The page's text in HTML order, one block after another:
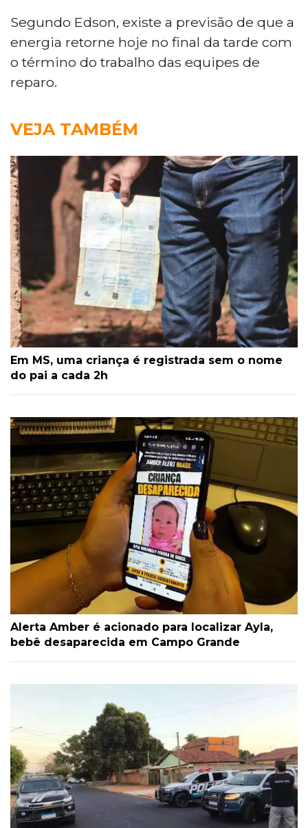
Segundo Edson, existe a previsão de que a
energia retorne hoje no final da tarde com
o término do trabalho das equipes de
reparo.
VEJA TAMBÉM
Em MS, uma criança é registrada sem o nome
do pai a cada 2h
Alerta Amber é acionado para localizar Ayla,
bebê desaparecida em Campo Grande